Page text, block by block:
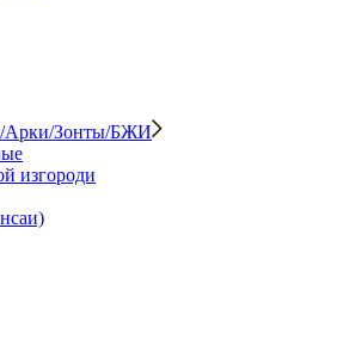
Арки/Зонты/БЖИ
изгороди